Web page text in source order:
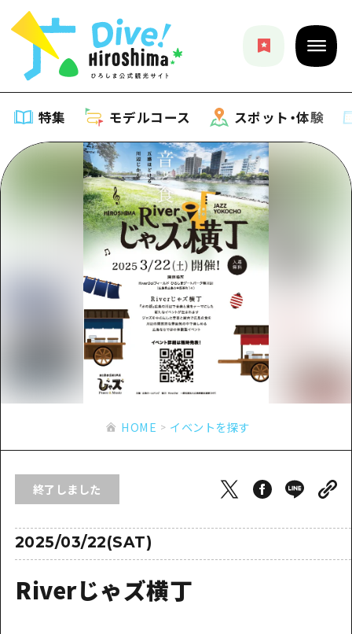
特集 モデルコース スポット・体験
特集
特集一覧
おすすめ
アート
イベント・祭り
グルメ・酒
サイクリング
ナイトライフ
世界遺産
学び・体験
歴史・文化
モデルコース
モデルコース一覧
Dive! Hiroshima 公式ガイド
広島もしもトラベル
あたらしい非日常
広島市周辺
安芸
備後
宮島周辺
山口県東部
スポット・体験
スポット・体験一覧
広島市周辺
安芸
備北
宮島周辺
山口県東部
愛媛県
島根県
イベント
旬情報
アクセス
二次交通まとめ
施設の混雑状況のお知らせ
手荷物預かり・配送サービス
HOME
お問い合わせ
事業者・学校関係者の皆さま
HOME イベントを探す
終了しました
2025/03/22(SAT)
Riverじゃズ横丁